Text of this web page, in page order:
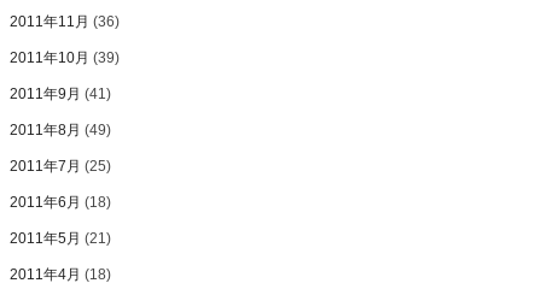
2011年11月 (36)
2011年10月 (39)
2011年9月 (41)
2011年8月 (49)
2011年7月 (25)
2011年6月 (18)
2011年5月 (21)
2011年4月 (18)